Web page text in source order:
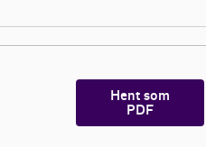
Hent som
PDF